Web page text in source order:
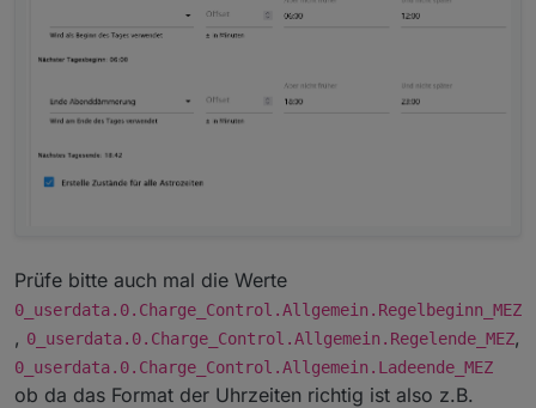
Prüfe bitte auch mal die Werte
0_userdata.0.Charge_Control.Allgemein.Regelbeginn_MEZ
, 0_userdata.0.Charge_Control.Allgemein.Regelende_MEZ,
0_userdata.0.Charge_Control.Allgemein.Ladeende_MEZ
ob da das Format der Uhrzeiten richtig ist also z.B.